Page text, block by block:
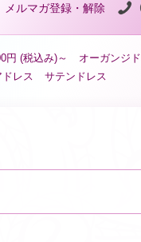
メルマガ登録・解除
円 (税込み)～
オーガンジ
レス サテンドレス